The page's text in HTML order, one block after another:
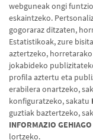
webguneak ongi
eskaintzeko.
gogoraraz ditzaten,
Estatistikoak, zure
aztertzeko,
jokabideko
profila aztertu eta
erabilera onartzeko,
konfiguratzeko, sakatu
guztiak baztertzeko,
INFORMAZIO GEHIAGO
lortzeko.